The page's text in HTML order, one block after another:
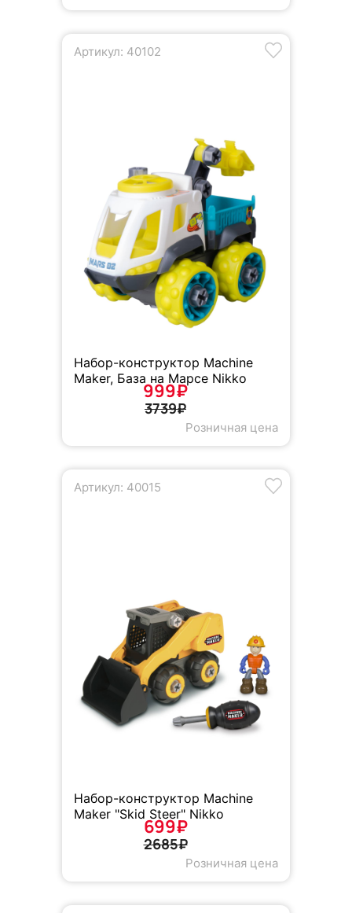
Артикул: 40102
Набор-конструктор Machine
Maker, База на Марсе Nikko
999₽
3739₽
Розничная цена
Артикул: 40015
Набор-конструктор Machine
Maker "Skid Steer" Nikko
699₽
2685₽
Розничная цена